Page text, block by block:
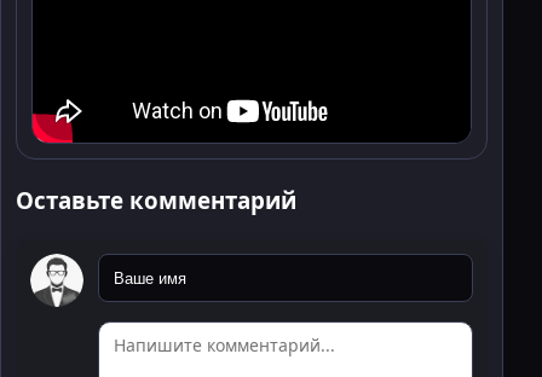
Оставьте комментарий